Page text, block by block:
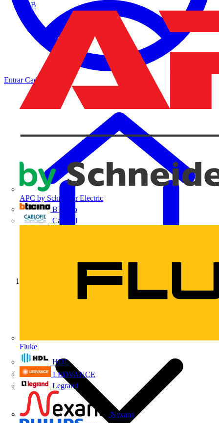
ABB
APC by Schneider Electric
BTicino
Cablofil
Fluke
HDL
LEDVANCE
Legrand
Nexans
EntrarCadastrar